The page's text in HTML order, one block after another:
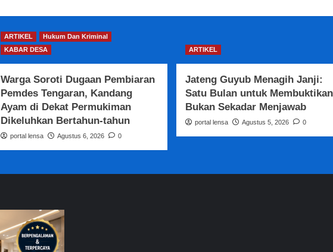
ARTIKEL
Hukum Dan Kriminal
KABAR DESA
Warga Soroti Dugaan Pembiaran
Pemdes Tengaran, Kandang
Ayam di Dekat Permukiman
Dikeluhkan Bertahun-tahun
portal lensa Agustus 6, 2026 0
ARTIKEL
Jateng Guyub Menagih Janji:
Satu Bulan untuk
Bukan Sekadar Menjawab
portal lensa Agustus 5, 2026 0